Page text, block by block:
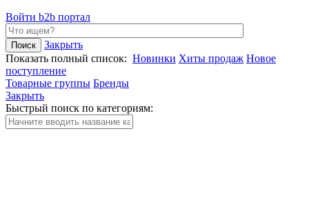
Войти b2b портал
Закрыть
Показать полный список: Новинки Хиты продаж Новое
поступление
Товарные группы Бренды
Закрыть
Быстрый поиск по категориям: